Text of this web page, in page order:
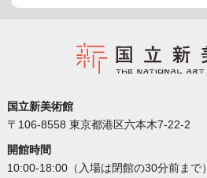
国立新美術館
〒106-8558 東京都港区六本木7-22-2
開館時間
10:00-18:00（入場は閉館の30分前まで）